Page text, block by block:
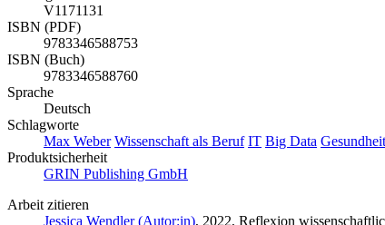
V1171131
ISBN (PDF)
9783346588753
ISBN (Buch)
9783346588760
Sprache
Deutsch
Schlagworte
Max Weber Wissenschaft als Beruf IT Big Data
Produktsicherheit
GRIN Publishing GmbH
Arbeit zitieren
Jessica Wendler (Autor:in), 2022, Reflexion